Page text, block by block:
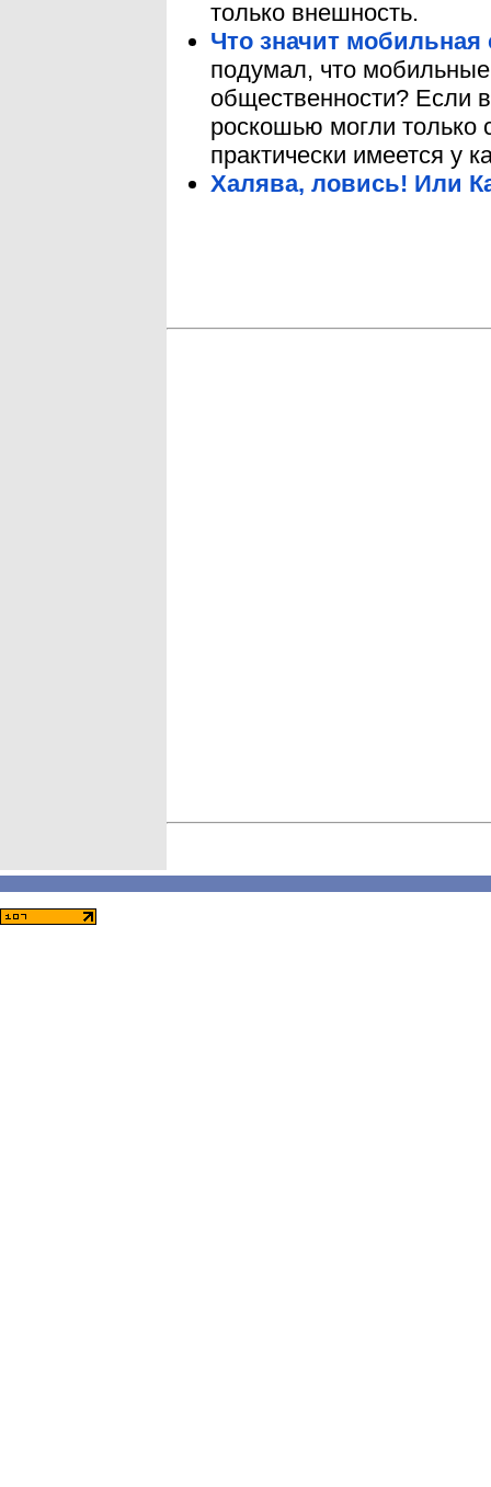
только внешность.
Что значит мобильная
подумал, что
общественности? Если
роскошью могли только
практически имеется у
Халява, ловись! Или